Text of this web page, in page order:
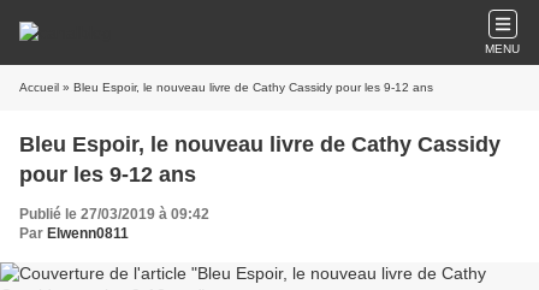
MENU
Accueil » Bleu Espoir, le nouveau livre de Cathy Cassidy pour les 9-12 ans
Bleu Espoir, le nouveau livre de Cathy Cassidy
pour les 9-12 ans
Publié le 27/03/2019 à 09:42
Par Elwenn0811